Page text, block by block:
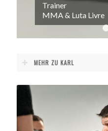
Trainer
MMA & Luta Livre
MEHR ZU KARL